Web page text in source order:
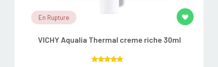
En Rupture
VICHY Aqualia Thermal creme riche 30ml